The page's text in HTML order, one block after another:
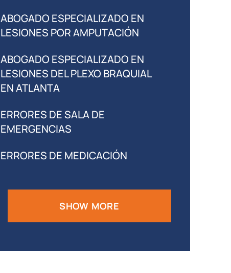
ABOGADO ESPECIALIZADO EN
LESIONES POR AMPUTACIÓN
ABOGADO ESPECIALIZADO EN
LESIONES DEL PLEXO BRAQUIAL
EN ATLANTA
ERRORES DE SALA DE
EMERGENCIAS
ERRORES DE MEDICACIÓN
SHOW MORE